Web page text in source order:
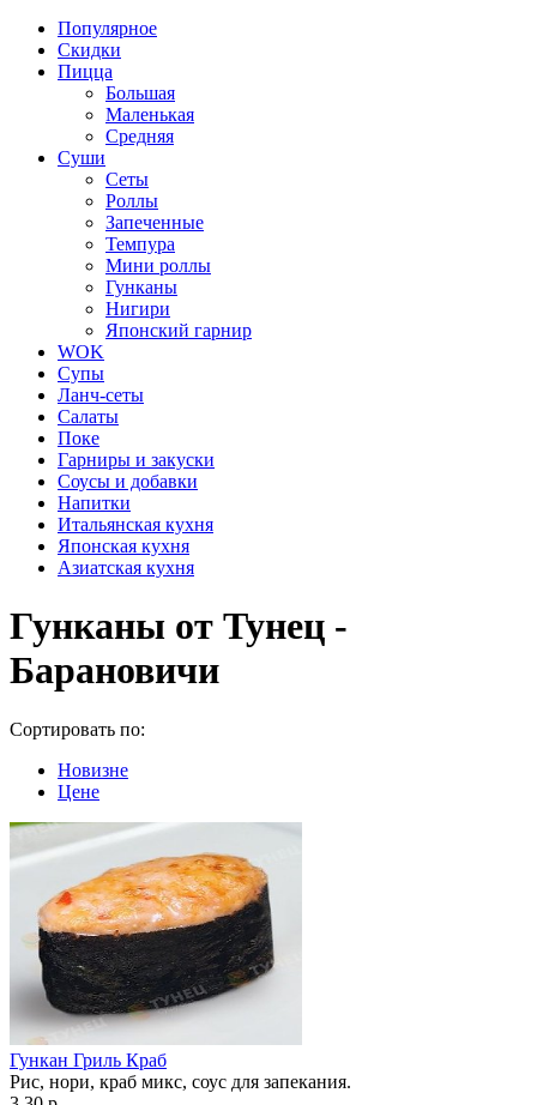
Популярное
Скидки
Пицца
Большая
Маленькая
Средняя
Суши
Сеты
Роллы
Запеченные
Темпура
Мини роллы
Гунканы
Нигири
Японский гарнир
WOK
Супы
Ланч-сеты
Салаты
Поке
Гарниры и закуски
Соусы и добавки
Напитки
Итальянская кухня
Японская кухня
Азиатская кухня
Гунканы от Тунец -
Барановичи
Сортировать по:
Новизне
Цене
Гункан Гриль Краб
Рис, нори, краб микс, соус для запекания.